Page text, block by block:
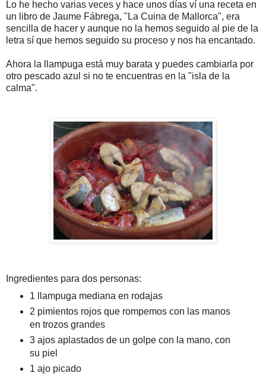
Lo he hecho varias veces y hace unos días ví una receta en
un libro de Jaume Fábrega, "La Cuina de Mallorca", era
sencilla de hacer y aunque no la hemos seguido al pie de la
letra sí que hemos seguido su proceso y nos ha encantado.
Ahora la llampuga está muy barata y puedes cambiarla por
otro pescado azul si no te encuentras en la "isla de la
calma".
Ingredientes para dos personas:
1 llampuga mediana en rodajas
2 pimientos rojos que rompemos con las manos
en trozos grandes
3 ajos aplastados de un golpe con la mano, con
su piel
1 ajo picado